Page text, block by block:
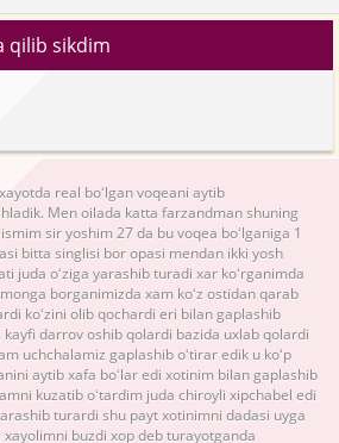
qilib sikdim
real boʻlgan voqeani aytib
Men oilada katta farzandman shuning
sir yoshim 27 da bu voqea boʻlganiga 1
bitta singlisi bor opasi mendan ikki yosh
juda oʻziga yarashib turadi xar koʻrganimda
borganimizda xam koʻz ostidan qarab
koʻzini olib qochardi eri bilan gaplashib
darrov oshib qolardi bazida uxlab qolardi
uchchalamiz gaplashib oʻtirar edik u koʻp
aytib xafa boʻlar edi xotinim bilan gaplashib
kuzatib oʻtardim juda chiroyli xipchabel edi
turardi shu payt xotinimni dadasi uyga
buzdi xop deb turayotganda